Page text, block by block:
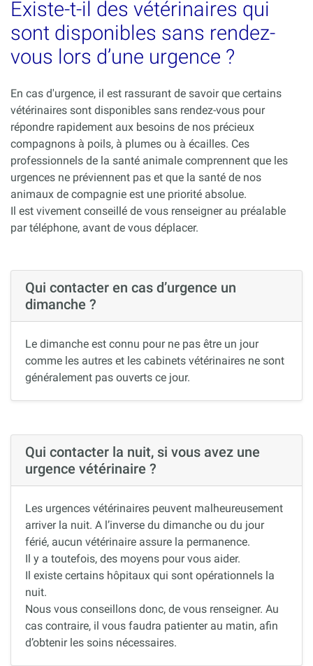
Existe-t-il des vétérinaires qui
sont disponibles sans rendez-
vous lors d’une urgence ?
En cas d'urgence, il est rassurant de savoir que certains
vétérinaires sont disponibles sans rendez-vous pour
répondre rapidement aux besoins de nos précieux
compagnons à poils, à plumes ou à écailles. Ces
professionnels de la santé animale comprennent que les
urgences ne préviennent pas et que la santé de nos
animaux de compagnie est une priorité absolue.
Il est vivement conseillé de vous renseigner au préalable
par téléphone, avant de vous déplacer.
Qui contacter en cas d’urgence un
dimanche ?
Le dimanche est connu pour ne pas être un jour
comme les autres et les cabinets vétérinaires ne sont
généralement pas ouverts ce jour.
Qui contacter la nuit, si vous avez une
urgence vétérinaire ?
Les urgences vétérinaires peuvent malheureusement
arriver la nuit. A l’inverse du dimanche ou du jour
férié, aucun vétérinaire assure la permanence.
Il y a toutefois, des moyens pour vous aider.
Il existe certains hôpitaux qui sont opérationnels la
nuit.
Nous vous conseillons donc, de vous renseigner. Au
cas contraire, il vous faudra patienter au matin, afin
d’obtenir les soins nécessaires.